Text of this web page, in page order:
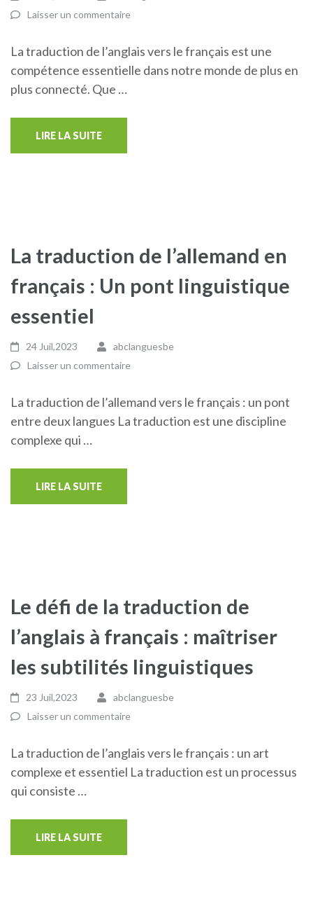
Laisser un commentaire
La traduction de l’anglais vers le français est une
compétence essentielle dans notre monde de plus en
plus connecté. Que …
LIRE LA SUITE
La traduction de l’allemand en
français : Un pont linguistique
essentiel
24 Juil,2023
abclanguesbe
Laisser un commentaire
La traduction de l’allemand vers le français : un pont
entre deux langues La traduction est une discipline
complexe qui …
LIRE LA SUITE
Le défi de la traduction de
l’anglais à français : maîtriser
les subtilités linguistiques
23 Juil,2023
abclanguesbe
Laisser un commentaire
La traduction de l’anglais vers le français : un art
complexe et essentiel La traduction est un processus
qui consiste …
LIRE LA SUITE